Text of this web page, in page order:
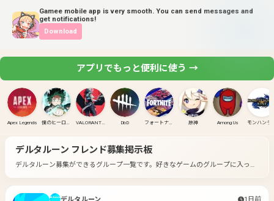
Gamee mobile app is very smooth. You can send messages and
get notifications!
Download
アプリでもっと便利に使う →
Apex Legends 僕のヒーローアカデミア ULTRA RUMBLE VALORANT(PC) DbD フォートナイト 原神 Among Us
デルタルーン フレンド募集掲示板
デルタルーン募集ができるグループ一覧です。 好きなゲームのグループに入って